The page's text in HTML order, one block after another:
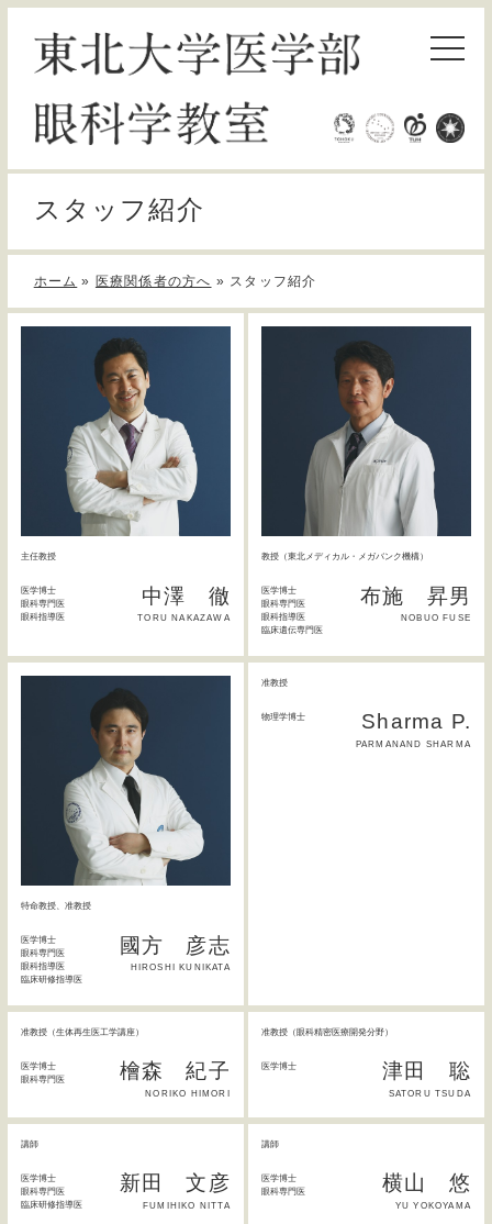
スタッフ紹介
ホーム » 医療関係者の方へ » スタッフ紹介
主任教授
医学博士
眼科専門医
眼科指導医
中澤 徹
TORU NAKAZAWA
教授（東北メディカル・メガバンク機構）
医学博士
眼科専門医
眼科指導医
臨床遺伝専門医
布施 昇男
NOBUO FUSE
特命教授、准教授
医学博士
眼科専門医
眼科指導医
臨床研修指導医
國方 彦志
HIROSHI KUNIKATA
准教授
物理学博士 Sharma P.
PARMANAND SHARMA
准教授（生体再生医工学講座）
医学博士
眼科専門医
檜森 紀子
NORIKO HIMORI
准教授（眼科精密医療開発分野）
医学博士 津田 聡
SATORU TSUDA
講師
医学博士
眼科専門医
臨床研修指導医
新田 文彦
FUMIHIKO NITTA
講師
医学博士
眼科専門医
横山 悠
YU YOKOYAMA